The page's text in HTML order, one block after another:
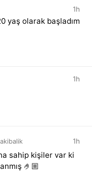
1h
yaş olarak başladım
1h
1h
sahip kişiler var ki
🤌🏼